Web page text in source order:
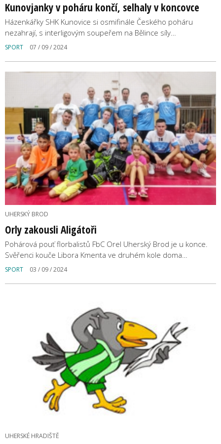
Kunovjanky v poháru končí, selhaly v koncovce
Házenkářky SHK Kunovice si osmifinále Českého poháru
nezahrají, s interligovým soupeřem na Bělince síly…
SPORT 07 / 09 / 2024
UHERSKÝ BROD
Orly zakousli Aligátoři
Pohárová pouť florbalistů FbC Orel Uherský Brod je u konce.
Svěřenci kouče Libora Kmenta ve druhém kole doma…
SPORT 03 / 09 / 2024
UHERSKÉ HRADIŠTĚ